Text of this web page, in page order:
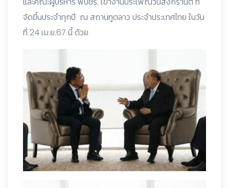
จัดขึ้นประจำทุกปี ณ สถานทูตลาว ประจำประเทศไทย ในวัน
ที่ 24 เม.ย.67 นี้ ด้วย